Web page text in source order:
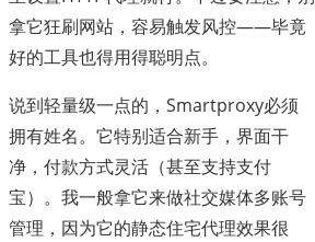
拿它狂刷网站，容易触发风控——毕竟
好的工具也得用得聪明点。
说到轻量级一点的，Smartproxy必须
拥有姓名。它特别适合新手，界面干
净，付款方式灵活（甚至支持支付
宝）。我一般拿它来做社交媒体多账号
管理，因为它的静态住宅代理效果很